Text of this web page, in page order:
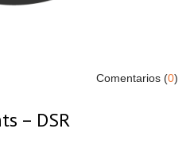
Comentarios (0)
– DSR